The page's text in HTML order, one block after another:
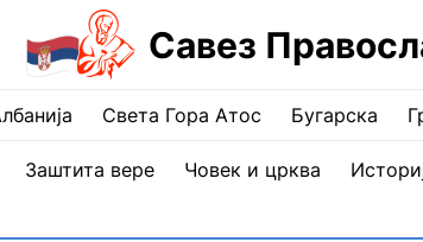
Савез
Света Гора Атос Бугарска
Заштита вере Човек и црква